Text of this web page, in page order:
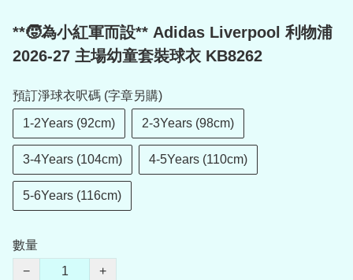
**🧒為小紅軍而設** Adidas Liverpool 利物浦
2026-27 主場幼童套裝球衣 KB8262
預訂淨球衣呎碼 (字章另購)
1-2Years (92cm) 2-3Years (98cm)
3-4Years (104cm) 4-5Years (110cm)
5-6Years (116cm)
數量
−
+